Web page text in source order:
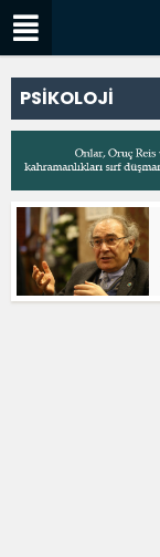
PSİKOLOJİ